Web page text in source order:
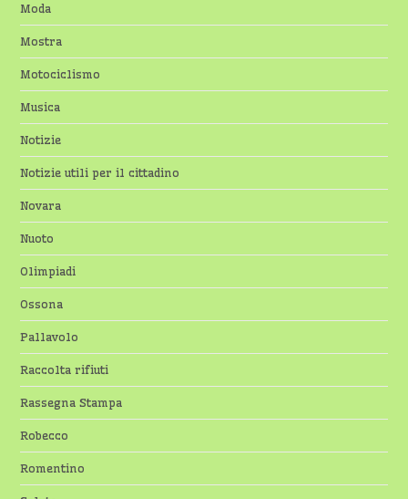
Moda
Mostra
Motociclismo
Musica
Notizie
Notizie utili per il cittadino
Novara
Nuoto
Olimpiadi
Ossona
Pallavolo
Raccolta rifiuti
Rassegna Stampa
Robecco
Romentino